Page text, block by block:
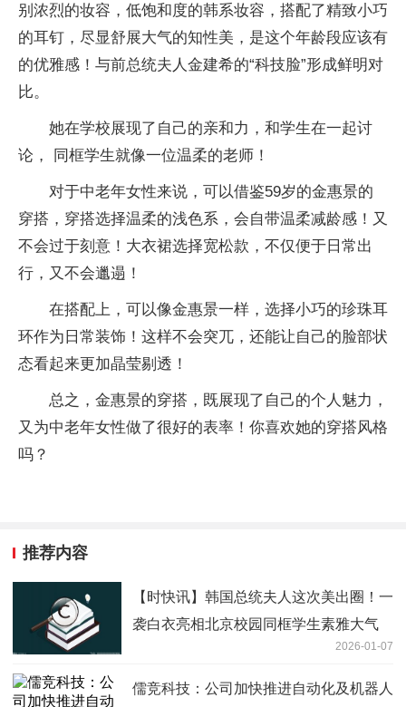
别浓烈的妆容，低饱和度的韩系妆容，搭配了精致小巧
的耳钉，尽显舒展大气的知性美，是这个年龄段应该有
的优雅感！与前总统夫人金建希的“科技脸”形成鲜明对
比。
她在学校展现了自己的亲和力，和学生在一起讨
论， 同框学生就像一位温柔的老师！
对于中老年女性来说，可以借鉴59岁的金惠景的
穿搭，穿搭选择温柔的浅色系，会自带温柔减龄感！又
不会过于刻意！大衣裙选择宽松款，不仅便于日常出
行，又不会邋遢！
在搭配上，可以像金惠景一样，选择小巧的珍珠耳
环作为日常装饰！这样不会突兀，还能让自己的脸部状
态看起来更加晶莹剔透！
总之，金惠景的穿搭，既展现了自己的个人魅力，
又为中老年女性做了很好的表率！你喜欢她的穿搭风格
吗？
推荐内容
【时快讯】韩国总统夫人这次美出圈！一
袭白衣亮相北京校园同框学生素雅大气
2026-01-07
儒竞科技：公司加快推进自动化及机器人